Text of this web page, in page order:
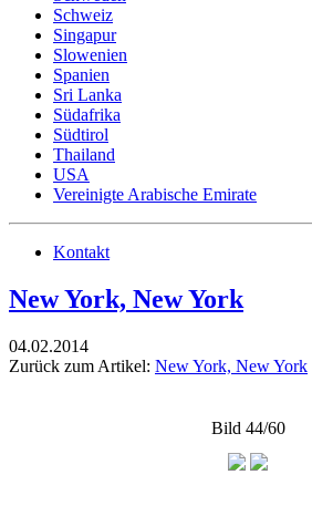
Schweiz
Singapur
Slowenien
Spanien
Sri Lanka
Südafrika
Südtirol
Thailand
USA
Vereinigte Arabische Emirate
Kontakt
New York, New York
04.02.2014
Zurück zum Artikel: New York, New York
Bild 44/60